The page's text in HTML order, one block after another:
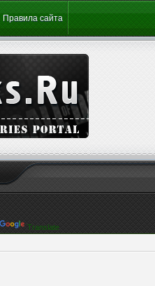
Правила сайта
Translate